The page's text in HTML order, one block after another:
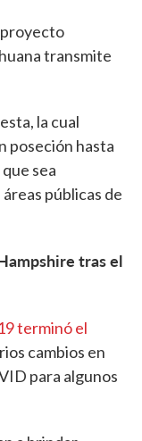
proyecto
transmite
la cual
poseción hasta
sea
públicas de
tras el
terminó el
cambios en
para algunos